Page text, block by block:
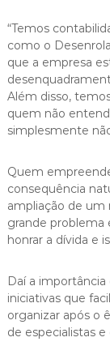
“Temos
como o
que a empresa
Além disso,
quem não
simplesmente
Quem
consequência
ampliação de um
grande problema
honrar a dívida e
Daí a
iniciativas que
organizar após o
de especialistas